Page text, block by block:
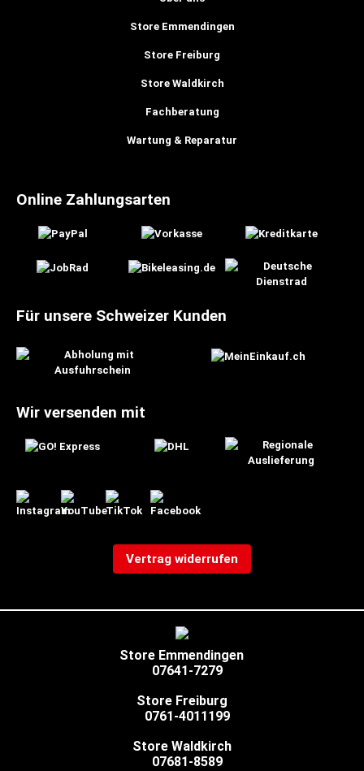
Store Emmendingen
Store Freiburg
Store Waldkirch
Fachberatung
Wartung & Reparatur
Online Zahlungsarten
Für unsere Schweizer Kunden
Wir versenden mit
Vertrag widerrufen
Store Emmendingen
07641-7279
Store Freiburg
0761-4011199
Store Waldkirch
07681-8589